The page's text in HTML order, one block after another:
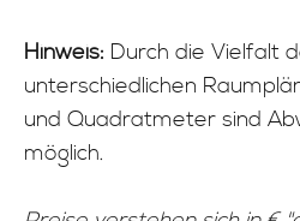
Hinweis: Durch die Vielfalt
unterschiedlichen
und Quadratmeter sind
möglich.